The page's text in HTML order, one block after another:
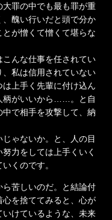
罪の中でも最も罪が重
醜い行いだと頭で分か
が憎くて憎くて堪らな
んな仕事を任されてい
私は信用されていない
上手く先輩に付け込ん
柄がいいから……。と自
で相手を攻撃して、納
ゃないか。と、人の目
力をしては上手くいく
くのです。
苦しいのだ。と結論付
を捨ててみると、心が
けているような、未来